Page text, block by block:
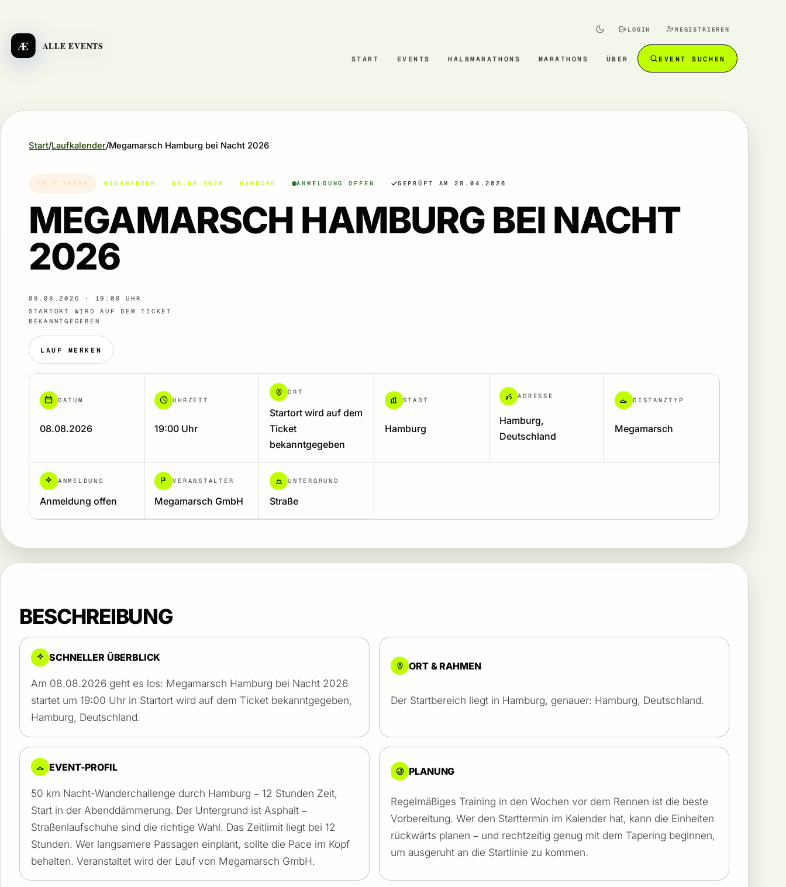
Æ ALLE EVENTS
LOGIN REGISTRIEREN
START EVENTS HALBMARATHONS MARATHONS ÜBER EVENT SUCHEN
Start Laufkalender Megamarsch Hamburg bei Nacht 2026
IN 3 TAGEN MEGAMARSCH 08.08.2026 HAMBURG ANMELDUNG OFFEN GEPRÜFT AM 28.04.2026
MEGAMARSCH HAMBURG BEI NACHT
2026
08.08.2026 · 19:00 UHR
STARTORT WIRD AUF DEM TICKET
BEKANNTGEGEBEN
LAUF MERKEN
DATUM
08.08.2026
UHRZEIT
19:00 Uhr
ORT
Startort wird auf dem
Ticket
bekanntgegeben
STADT
Hamburg
ADRESSE
Hamburg,
Deutschland
DISTANZTYP
Megamarsch
ANMELDUNG
Anmeldung offen
VERANSTALTER
Megamarsch GmbH
UNTERGRUND
Straße
BESCHREIBUNG
SCHNELLER ÜBERBLICK
Am 08.08.2026 geht es los: Megamarsch Hamburg bei Nacht 2026
startet um 19:00 Uhr in Startort wird auf dem Ticket bekanntgegeben,
Hamburg, Deutschland.
ORT & RAHMEN
Der Startbereich liegt in Hamburg, genauer: Hamburg, Deutschland.
EVENT-PROFIL
50 km Nacht-Wanderchallenge durch Hamburg – 12 Stunden Zeit,
Start in der Abenddämmerung. Der Untergrund ist Asphalt –
Straßenlaufschuhe sind die richtige Wahl. Das Zeitlimit liegt bei 12
Stunden. Wer langsamere Passagen einplant, sollte die Pace im Kopf
behalten. Veranstaltet wird der Lauf von Megamarsch GmbH.
PLANUNG
Regelmäßiges Training in den Wochen vor dem Rennen ist die beste
Vorbereitung. Wer den Starttermin im Kalender hat, kann die Einheiten
rückwärts planen – und rechtzeitig genug mit dem Tapering beginnen,
um ausgeruht an die Startlinie zu kommen.